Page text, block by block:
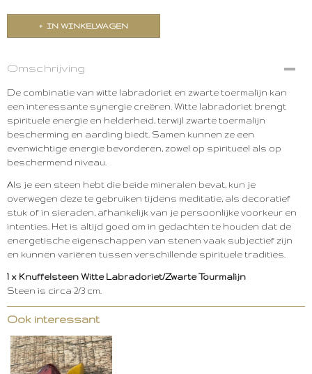
IN WINKELWAGEN
Omschrijving
De combinatie van witte labradoriet en zwarte toermalijn kan
een interessante synergie creëren. Witte labradoriet brengt
spirituele energie en helderheid, terwijl zwarte toermalijn
bescherming en aarding biedt. Samen kunnen ze een
evenwichtige energie bevorderen, zowel op spiritueel als op
beschermend niveau.
Als je een steen hebt die beide mineralen bevat, kun je
overwegen deze te gebruiken tijdens meditatie, als decoratief
stuk of in sieraden, afhankelijk van je persoonlijke voorkeur en
intenties. Het is altijd goed om in gedachten te houden dat de
energetische eigenschappen van stenen vaak subjectief zijn
en kunnen variëren tussen verschillende spirituele tradities.
1 x Knuffelsteen Witte Labradoriet/Zwarte Tourmalijn
Steen is circa 2/3 cm.
Ook interessant